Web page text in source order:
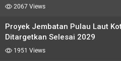
2067 Views
Proyek Jembatan Pulau Laut
Ditargetkan Selesai 2029
1951 Views